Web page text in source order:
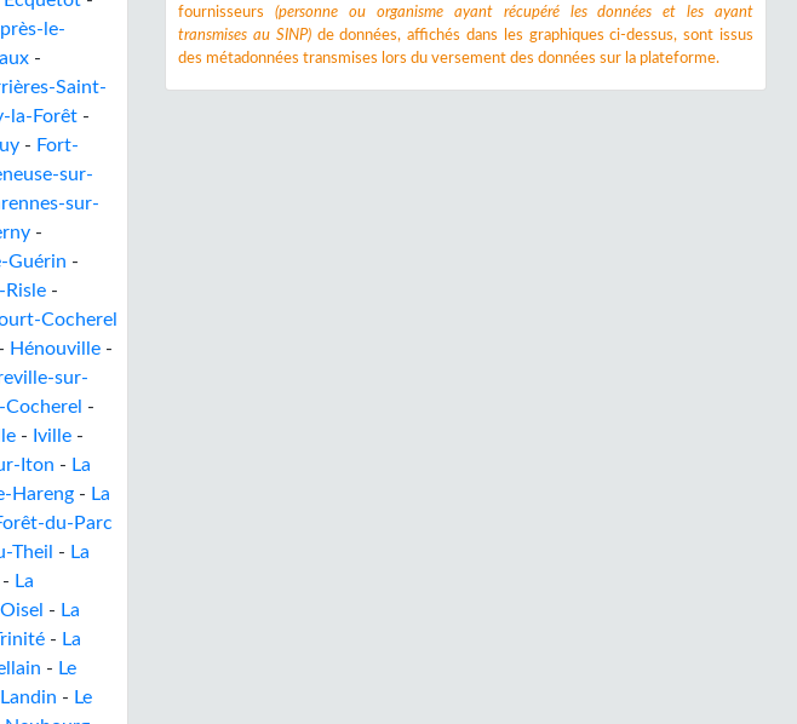
le-
-
Saint-
la-Forêt -
- Fort-
sur-
sur-
-
Guérin -
Risle -
Cocherel
- Hénouville -
sur-
-
- Iville -
Iton - La
Hareng - La
du-Parc
Theil - La
- La
- La
- La
- Le
Landin - Le
fournisseurs(personne ou organisme ayant récupéré les données et les ayant
transmises au SINP)de données, affichés dans les graphiques ci-dessus, sont issus
des métadonnées transmises lors du versement des données sur la plateforme.